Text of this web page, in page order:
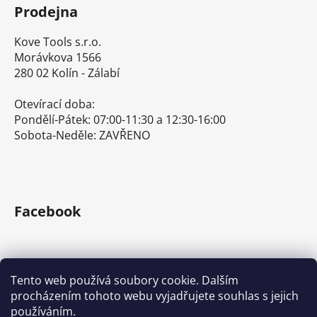
Tento web používá soubory cookie. Dalším
procházením tohoto webu vyjadřujete souhlas s jejich
používáním.
Prodejna
Kove Tools s.r.o.
Morávkova 1566
280 02 Kolín - Zálabí
Otevírací doba:
Pondělí-Pátek: 07:00-11:30 a 12:30-16:00
Sobota-Neděle: ZAVŘENO
Facebook
E-shop s ručním nářadím